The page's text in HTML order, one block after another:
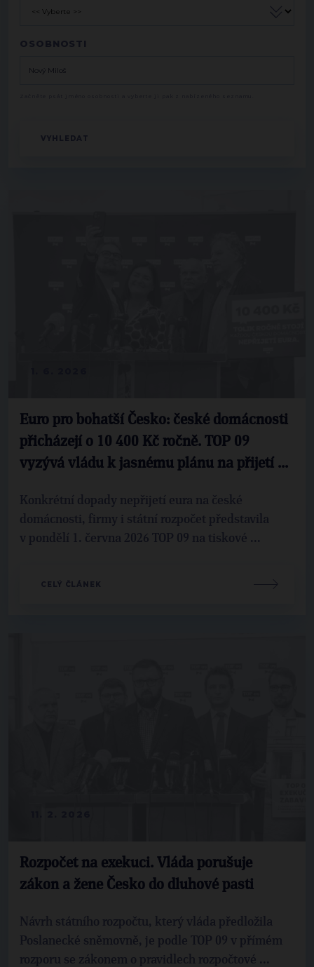
OSOBNOSTI
Euro pro bohatší Česko: české domácnosti
přicházejí o 10 400 Kč ročně. TOP 09
vyzývá vládu k jasnému plánu na přijetí ...
Konkrétní dopady nepřijetí eura na české
domácnosti, firmy i státní rozpočet představila
v pondělí 1. června 2026 TOP 09 na tiskové ...
CELÝ ČLÁNEK
Rozpočet na exekuci. Vláda porušuje
zákon a žene Česko do dluhové pasti
Návrh státního rozpočtu, který vláda předložila
Poslanecké sněmovně, je podle TOP 09 v přímém
rozporu se zákonem o pravidlech rozpočtové ...